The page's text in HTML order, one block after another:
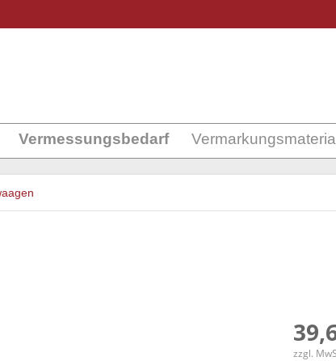
Vermessungsbedarf Vermarkungsmaterial
zzgl.